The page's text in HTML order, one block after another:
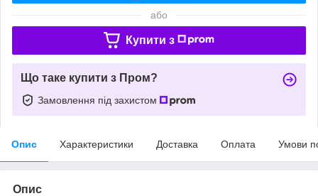
або
Купити з
Що таке купити з Пром?
Замовлення під захистом
Опис Характеристики Доставка Оплата Умови
Опис